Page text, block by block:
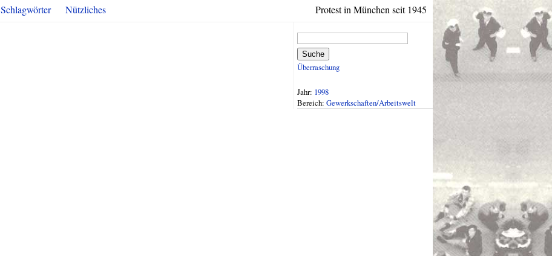
Protest in München seit 1945
Schlagwörter Nützliches
Suche
Überraschung
Jahr: 1998
Bereich: Gewerkschaften/Arbeitswelt